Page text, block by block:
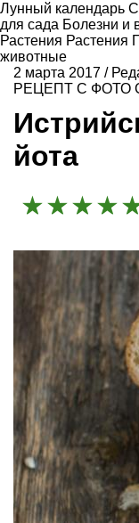
Лунный календарь
для сада Болезни и
Растения Растения
животные
2 марта 2017 /
РЕЦЕПТ С ФОТО
йота